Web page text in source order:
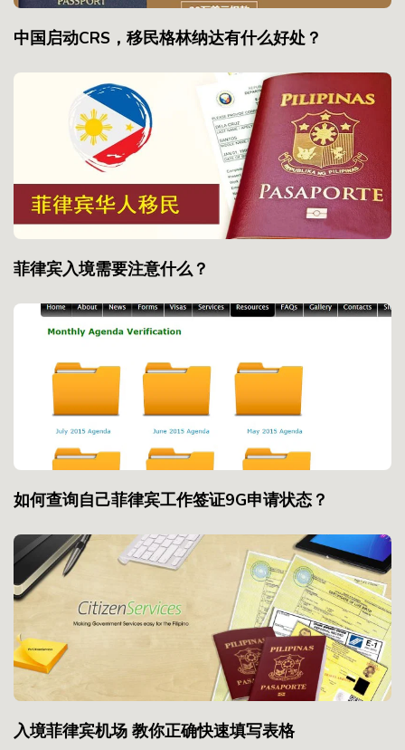
中国启动CRS，移民格林纳达有什么好处？
菲律宾入境需要注意什么？
如何查询自己菲律宾工作签证9G申请状态？
入境菲律宾机场 教你正确快速填写表格